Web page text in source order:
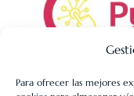
Para ofrecer las mejores